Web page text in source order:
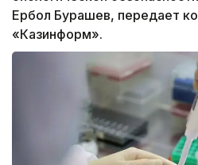
Ербол Бурашев, передает
«Казинформ».